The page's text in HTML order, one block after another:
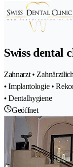
Swiss dental
Zahnarzt •
• Implantologie •
• Dentalhygiene
Geöffnet